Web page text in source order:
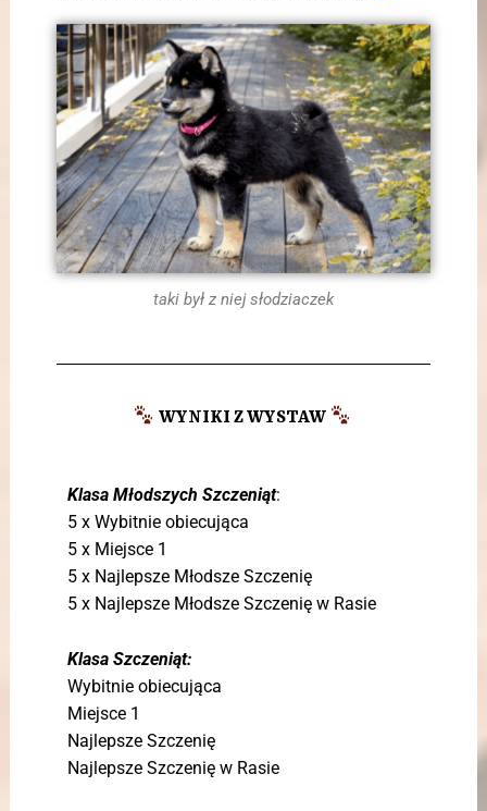
taki był z niej słodziaczek
WYNIKI Z WYSTAW
Klasa Młodszych Szczeniąt:
5 x Wybitnie obiecująca
5 x Miejsce 1
5 x Najlepsze Młodsze Szczenię
5 x Najlepsze Młodsze Szczenię w Rasie
Klasa Szczeniąt:
Wybitnie obiecująca
Miejsce 1
Najlepsze Szczenię
Najlepsze Szczenię w Rasie